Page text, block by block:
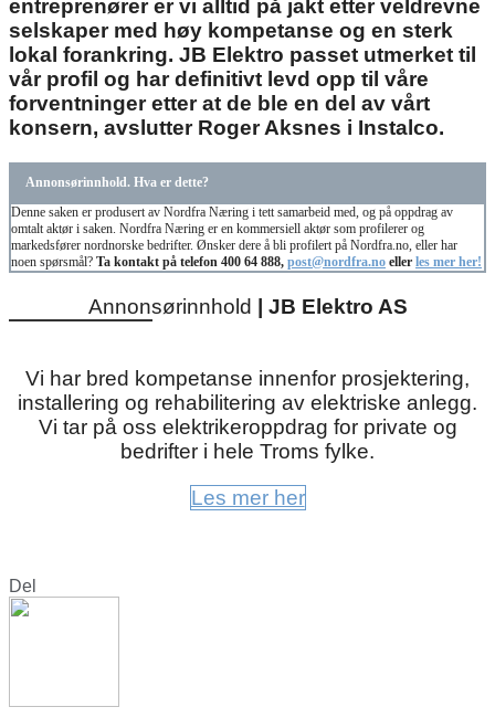
entreprenører er vi alltid på jakt etter veldrevne
selskaper med høy kompetanse og en sterk
lokal forankring. JB Elektro passet utmerket til
vår profil og har definitivt levd opp til våre
forventninger etter at de ble en del av vårt
konsern, avslutter Roger Aksnes i Instalco.
Annonsørinnhold. Hva er dette?
Denne saken er produsert av Nordfra Næring i tett samarbeid med, og på oppdrag av
omtalt aktør i saken. Nordfra Næring er en kommersiell aktør som profilerer og
markedsfører nordnorske bedrifter. Ønsker dere å bli profilert på Nordfra.no, eller har
noen spørsmål? Ta kontakt på telefon 400 64 888, post@nordfra.no eller les mer her!
Annonsørinnhold JB Elektro AS
Vi har bred kompetanse innenfor prosjektering,
installering og rehabilitering av elektriske anlegg.
Vi tar på oss elektrikeroppdrag for private og
bedrifter i hele Troms fylke.
Les mer her
Del